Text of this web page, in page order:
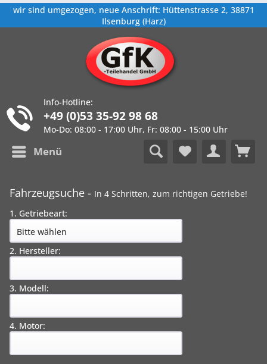
wir sind umgezogen, neue Anschrift: Hüttenstrasse 2, 38871
Ilsenburg (Harz)
Info-Hotline:
+49 (0)53 35-92 98 68
Mo-Do: 08:00 - 17:00 Uhr, Fr: 08:00 - 15:00 Uhr
Menü
Fahrzeugsuche - In 4 Schritten, zum richtigen Getriebe!
1. Getriebeart:
2. Hersteller:
3. Modell:
4. Motor: